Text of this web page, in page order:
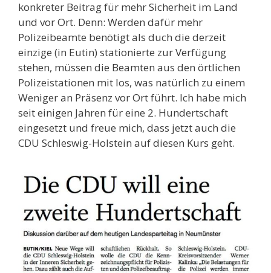
konkreter Beitrag für mehr Sicherheit im Land
und vor Ort. Denn: Werden dafür mehr
Polizeibeamte benötigt als duch die derzeit
einzige (in Eutin) stationierte zur Verfügung
stehen, müssen die Beamten aus den örtlichen
Polizeistationen mit los, was natürlich zu einem
Weniger an Präsenz vor Ort führt. Ich habe mich
seit einigen Jahren für eine 2. Hundertschaft
eingesetzt und freue mich, dass jetzt auch die
CDU Schleswig-Holstein auf diesen Kurs geht.